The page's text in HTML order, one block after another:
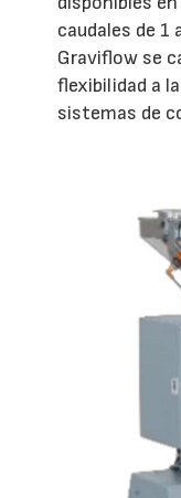
caudales de 1
Graviflow se
flexibilidad a
sistemas de